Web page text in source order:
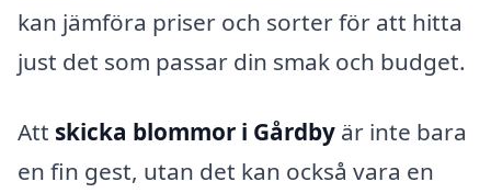
kan jämföra priser och sorter för att hitta
just det som passar din smak och budget.
Att skicka blommor i Gårdby är inte bara
en fin gest, utan det kan också vara en